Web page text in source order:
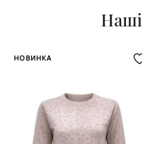
Наші
НОВИНКА